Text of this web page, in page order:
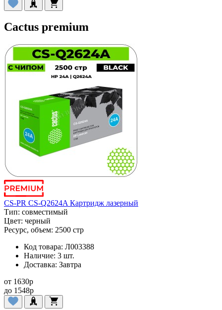
Cactus premium
CS-PR CS-Q2624A Картридж лазерный
Тип: совместимый
Цвет: черный
Ресурс, объем: 2500 стр
Код товара: Л003388
Наличие: 3 шт.
Доставка: Завтра
от 1630p
до 1548p